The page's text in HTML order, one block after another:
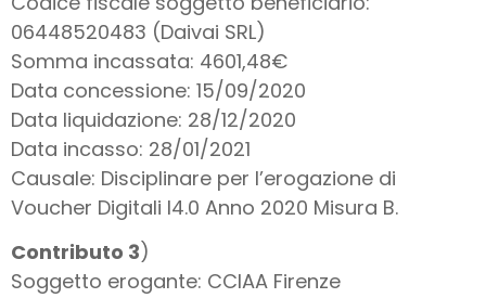
06448520483 (Daivai SRL)
Somma incassata: 4601,48€
Data concessione: 15/09/2020
Data liquidazione: 28/12/2020
Data incasso: 28/01/2021
Causale: Disciplinare per l’erogazione di
Voucher Digitali I4.0 Anno 2020 Misura B.
Contributo 3)
Soggetto erogante: CCIAA Firenze